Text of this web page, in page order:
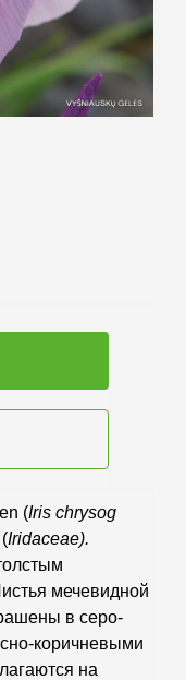
(Iris chrysog
Iridaceae).
мечевидной
в серо-
коричневыми
на